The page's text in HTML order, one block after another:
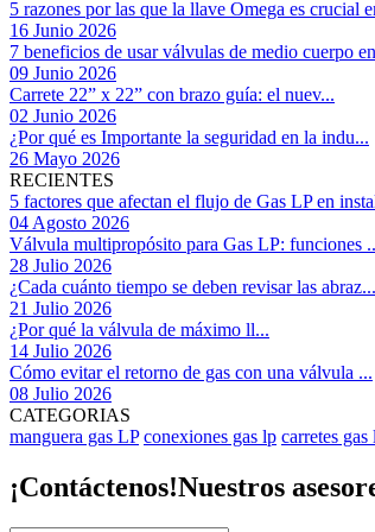
5 razones por las que la llave Omega es crucial
16 Junio 2026
7 beneficios de usar válvulas de medio cuerpo
09 Junio 2026
Carrete 22” x 22” con brazo guía: el nuev...
02 Junio 2026
¿Por qué es Importante la seguridad en la indu...
26 Mayo 2026
RECIENTES
5 factores que afectan el flujo de Gas LP en
04 Agosto 2026
Válvula multipropósito para Gas LP: funciones
28 Julio 2026
¿Cada cuánto tiempo se deben revisar las abraz...
21 Julio 2026
¿Por qué la válvula de máximo ll...
14 Julio 2026
Cómo evitar el retorno de gas con una válvula ...
08 Julio 2026
CATEGORIAS
manguera gas LP conexiones gas lp carretes gas
¡Contáctenos!Nuestros